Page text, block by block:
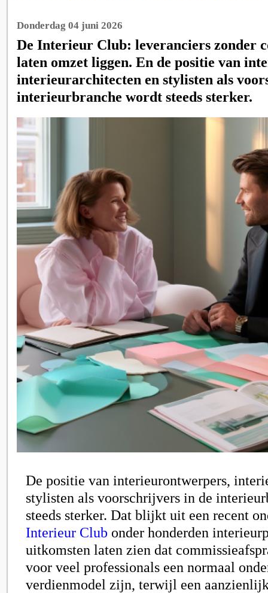
Donderdag 04 juni 2026
De Interieur Club: leveranciers zonder
laten omzet liggen. En de positie van
interieurarchitecten en stylisten als
interieurbranche wordt steeds sterker.
De positie van interieurontwerpers,
stylisten als voorschrijvers in de
steeds sterker. Dat blijkt uit een recent
Interieur Club onder honderden
uitkomsten laten zien dat
voor veel professionals een normaal
verdienmodel zijn, terwijl een